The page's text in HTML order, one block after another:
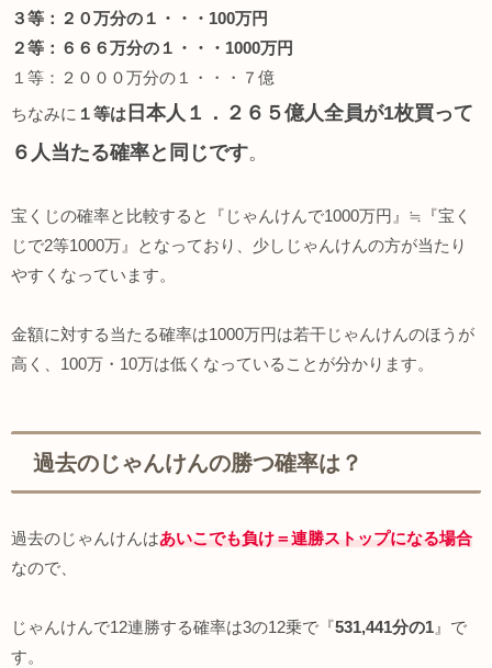
３等：２０万分の１・・・100万円
２等：６６６万分の１・・・1000万円
１等：２０００万分の１・・・７億
ちなみに １等は 日本人１．２６５億人全員が1枚買って
６人当たる確率と同じです。
宝くじの確率と比較すると『じゃんけんで1000万円』≒『宝く
じで2等1000万』となっており、少しじゃんけんの方が当たり
やすくなっています。
金額に対する当たる確率は1000万円は若干じゃんけんのほうが
高く、100万・10万は低くなっていることが分かります。
過去のじゃんけんの勝つ確率は？
過去のじゃんけんはあいこでも負け＝連勝ストップになる場合
なので、
じゃんけんで12連勝する確率は3の12乗で『531,441分の1 』で
す。